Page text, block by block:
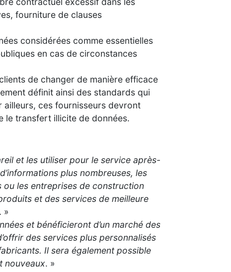
fourniture de clauses
considérées comme essentielles
en cas de circonstances
de changer de manière efficace
définit ainsi des standards qui
ces fournisseurs devront
le transfert illicite de données.
et les utiliser pour le service après-
plus nombreuses, les
ou les entreprises de construction
et des services de meilleure
»
et bénéficieront d’un marché des
des services plus personnalisés
Il sera également possible
nouveaux. »